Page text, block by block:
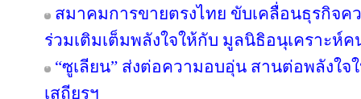
สมาคมการขายตรงไทย ขับเคลื่อนธุรกิจ
ร่วมเติมเต็มพลังใจให้กับ มูลนิธิอนุเคราะห์ค
“ซูเลียน” ส่งต่อความอบอุ่น สานต่อพลังใจใ
เสถียรฯ